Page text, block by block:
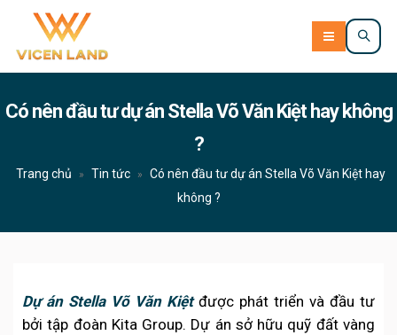
Có nên đầu tư dự án Stella Võ Văn Kiệt hay không
?
Trang chủ » Tin tức »
Có nên đầu tư dự án Stella Võ Văn Kiệt hay
không ?
Dự án Stella Võ Văn Kiệtđược phát triển và đầu tư
bởi tập đoàn Kita Group. Dự án sở hữu quỹ đất vàng